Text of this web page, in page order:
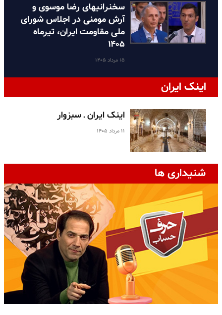
سخنرانیهای رضا موسوی و
آرش مومنی در اجلاس شورای
ملی مقاومت ایران، تیرماه
۱۴۰۵
۱۵ مرداد ۱۴۰۵
اینک ایران
اینک ایران ـ سبزوار
۱۱ مرداد ۱۴۰۵
شنیداری ها